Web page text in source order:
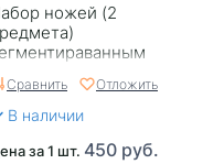
ножей (2
X- PERT XP-
Сравнить Отложить
В наличии
за 1 шт. 450 руб.